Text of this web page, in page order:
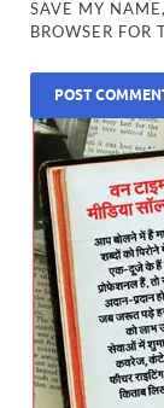
SAVE MY
BROWSER